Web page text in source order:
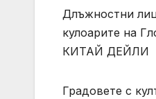
Длъжностни
кулоарите на
КИТАЙ ДЕЙЛИ
Градовете с